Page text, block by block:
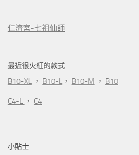
仁濟宮-七祖仙師
最近很火紅的款式
B10-XL ， B10-L ， B10-M ， B10
C4-L ， C4
小貼士